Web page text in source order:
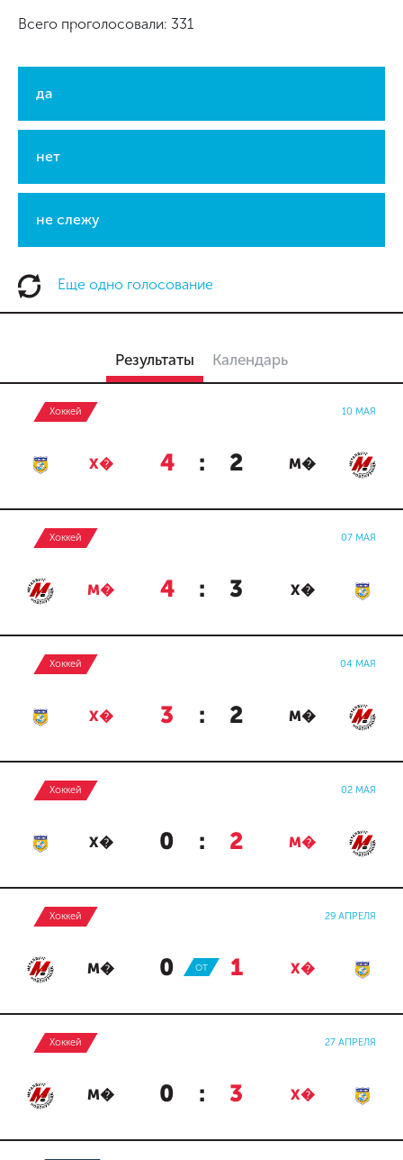
Всего проголосовали: 331
да
нет
не слежу
Еще одно голосование
Результаты Календарь
Хоккей 10 МАЯ
Х� 4 : 2 М�
Хоккей 07 МАЯ
М� 4 : 3 Х�
Хоккей 04 МАЯ
Х� 3 : 2 М�
Хоккей 02 МАЯ
Х� 0 : 2 М�
Хоккей 29 АПРЕЛЯ
М� 0 : 1 Х�
ОТ
Хоккей 27 АПРЕЛЯ
М� 0 : 3 Х�